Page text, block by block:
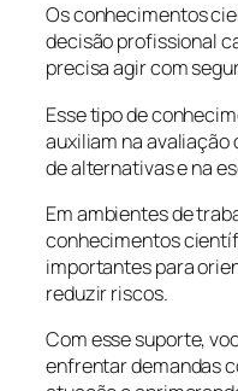
Os conhecimentos
decisão profissional
precisa agir com
Esse tipo de
auxiliam na
de alternativas e na
Em ambientes de
conhecimentos
importantes para
reduzir riscos.
Com esse suporte,
enfrentar demandas